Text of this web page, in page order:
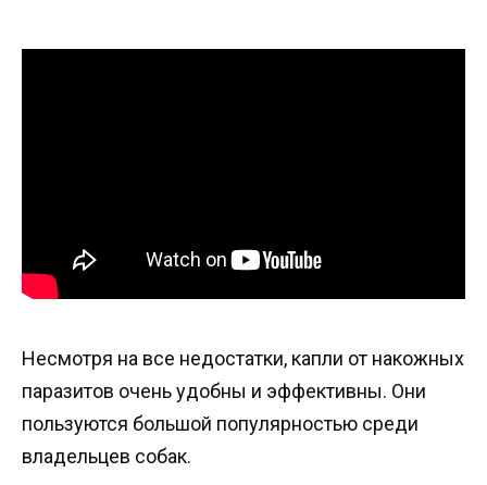
Несмотря на все недостатки, капли от накожных
паразитов очень удобны и эффективны. Они
пользуются большой популярностью среди
владельцев собак.